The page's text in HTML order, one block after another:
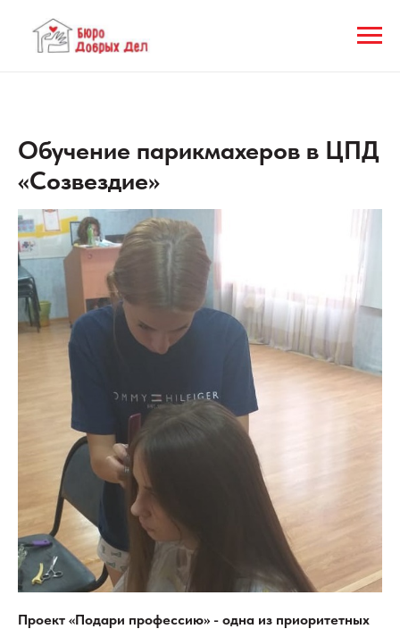
Обучение парикмахеров в ЦПД
«Созвездие»
Проект «Подари профессию» - одна из приоритетных